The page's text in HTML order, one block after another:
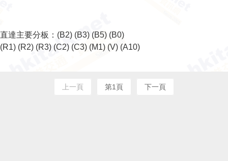
直達主要分板： (B2) (B3) (B5) (B0)
(R1) (R2) (R3) (C2) (C3) (M1) (V) (A10)
上一頁 第1頁 下一頁